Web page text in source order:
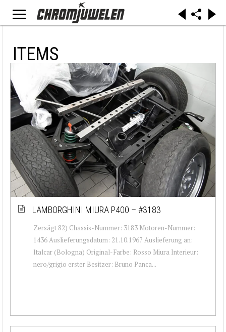
ITEMS
LAMBORGHINI MIURA P400 – #3183
Zersägt 82) Chassis-Nummer: 3183 Motoren-Nummer:
1436 Auslieferungsdatum: 21.10.1967 Auslieferung an:
Italcar (Bologna) Original-Farbe: Rosso Miura Interieur:
nero/grigio erster Besitzer: Bruno Panca...